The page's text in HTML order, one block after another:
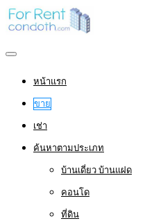
หน้าแรก
ขาย
เช่า
ค้นหาตามประเภท
บ้านเดี่ยว บ้านแฝด
คอนโด
ที่ดิน